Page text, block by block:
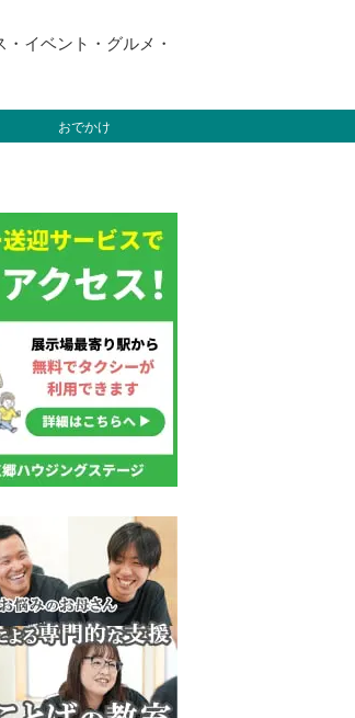
イベント・グルメ・
おでかけ